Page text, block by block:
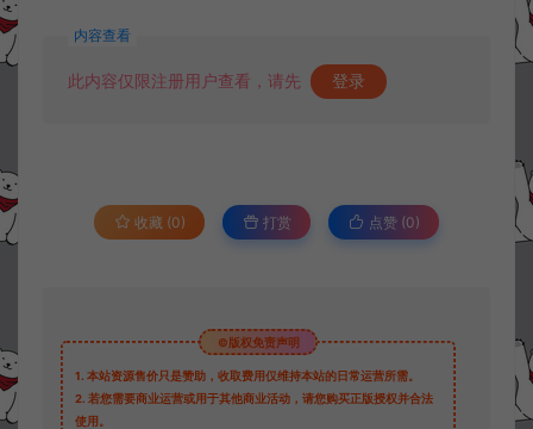
内容查看
此内容仅限注册用户查看，请先 登录
收藏 (0) 打赏 点赞 (0)
©版权免责声明
1. 本站资源售价只是赞助，收取费用仅维持本站的日常运营所需。
2. 若您需要商业运营或用于其他商业活动，请您购买正版授权并合法
使用。